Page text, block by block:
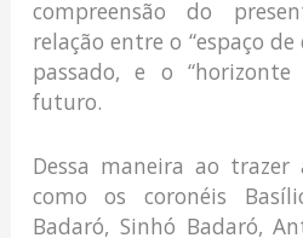
compreensão do
relação entre o “espaço
passado, e o
futuro.
Dessa maneira ao trazer
como os coronéis
Badaró, Sinhó Badaró,